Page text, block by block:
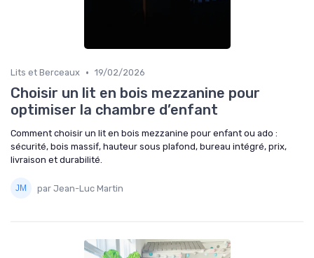
Lits et Berceaux • 19/02/2026
Choisir un lit en bois mezzanine pour
optimiser la chambre d’enfant
Comment choisir un lit en bois mezzanine pour enfant ou ado :
sécurité, bois massif, hauteur sous plafond, bureau intégré, prix,
livraison et durabilité.
par Jean-Luc Martin